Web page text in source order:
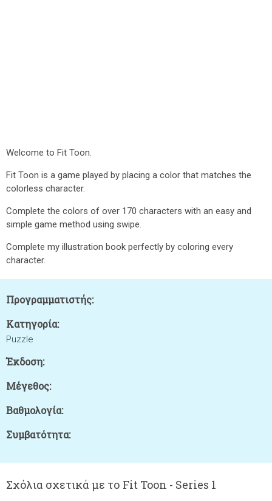
Welcome to Fit Toon.
Fit Toon is a game played by placing a color that matches the
colorless character.
Complete the colors of over 170 characters with an easy and
simple game method using swipe.
Complete my illustration book perfectly by coloring every
character.
Προγραμματιστής:
Κατηγορία:
Puzzle
Έκδοση:
Μέγεθος:
Βαθμολογία:
Συμβατότητα:
Σχόλια σχετικά με το Fit Toon - Series 1